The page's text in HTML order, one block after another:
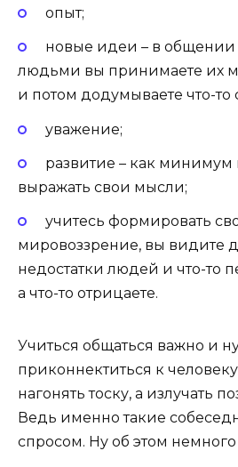
опыт;
новые идеи – в общении
людьми вы принимаете их
и потом додумываете что-то
уважение;
развитие – как минимум
выражать свои мысли;
учитесь формировать
мировоззрение, вы видите
недостатки людей и что-то
а что-то отрицаете.
Учиться общаться важно и
приконнектиться к
нагонять тоску, а излучать
Ведь именно такие
спросом. Ну об этом